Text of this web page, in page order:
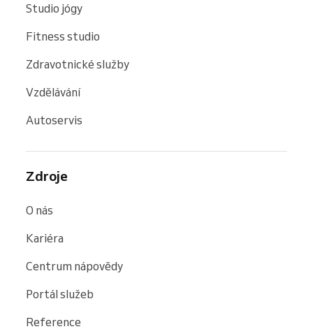
Studio jógy
Fitness studio
Zdravotnické služby
Vzdělávání
Autoservis
Zdroje
O nás
Kariéra
Centrum nápovědy
Portál služeb
Reference